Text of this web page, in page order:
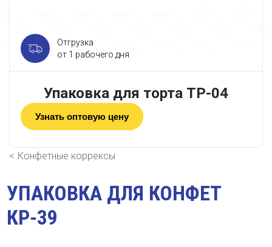
Отгрузка
от 1 рабочего дня
Упаковка для торта ТР-04
Узнать оптовую цену
Конфетные коррексы
УПАКОВКА ДЛЯ КОНФЕТ
КР-39